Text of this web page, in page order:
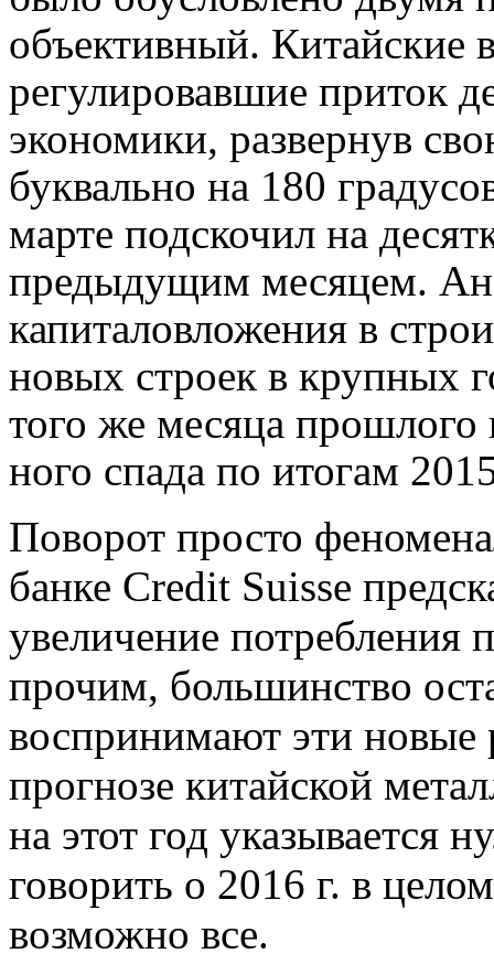
объективный. Китайские
регулировавшие приток
экономики, развернув
буквально на 180
марте подскочил на
предыдущим месяцем.
капиталовложения в
новых строек в крупных
того же месяца
ного спада по итогам
Поворот просто
банке Credit Suisse
увеличение потребления
прочим, большинство
воспринимают эти новые
прогнозе китайской
на этот год указывается
говорить о 2016 г. в
возможно все.